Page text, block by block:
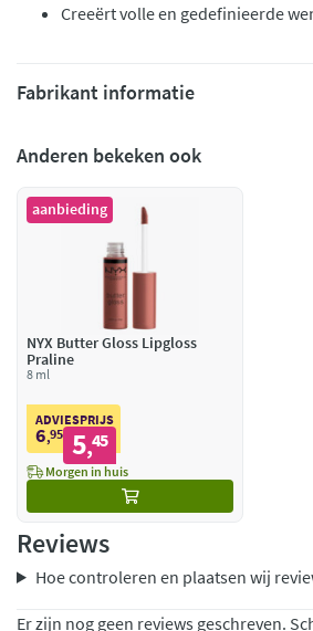
Creeërt volle en gedefinieerde
Fabrikant informatie
Anderen bekeken ook
aanbieding
NYX Butter Gloss Lipgloss
Praline
8 ml
ADVIESPRIJS
6,95 5,45
Morgen in huis
Reviews
Hoe controleren en plaatsen wij
Er zijn nog geen reviews geschreven.